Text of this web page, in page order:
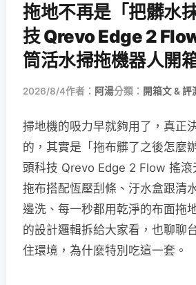
拖地不再是「把髒水
技 Qrevo Edge 2
筒活水掃拖機器人開
2026/8/4作者： 阿湯分類： 開箱文 & 評
掃地機的吸力早就夠用了，真正
的，其實是「拖布髒了之後怎麼
頭科技 Qrevo Edge 2 Flow 搖
拖布搭配恆壓刮條、汙水盒跟清
邊洗、每一秒都用乾淨的布面拖
的設計邏輯拆給大家看，也聊聊
住環境，為什麼特別吃這一套。